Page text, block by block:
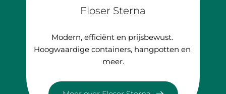
Floser Sterna
Modern, efficiënt en prijsbewust.
Hoogwaardige containers, hangpotten en
meer.